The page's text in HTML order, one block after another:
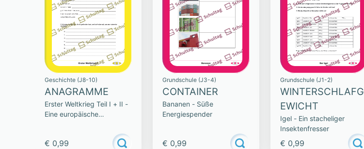
Geschichte (J8-10)
ANAGRAMME
Erster Weltkrieg Teil I + II -
Eine europäische
€ 0,99
Grundschule (J3-4)
CONTAINER
Bananen - Süße
Energiespender
€ 0,99
Grundschule (J1-2)
WINTERSCHLAFG
EWICHT
Igel - Ein stacheliger
Insektenfresser
€ 0,99